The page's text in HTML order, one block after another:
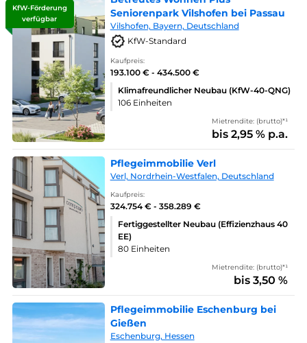
KfW-Förderung
verfügbar
Seniorenpark Vilshofen bei Passau
Vilshofen, Bayern, Deutschland
KfW-Standard
Kaufpreis:
193.100 € - 434.500 €
Klimafreundlicher Neubau (KfW-40-QNG)
106 Einheiten
Mietrendite: (brutto)*¹
bis 2,95 % p.a.
Pflegeimmobilie Verl
Verl, Nordrhein-Westfalen, Deutschland
Kaufpreis:
324.754 € - 358.289 €
Fertiggestellter Neubau (Effizienzhaus 40
EE)
80 Einheiten
Mietrendite: (brutto)*¹
bis 3,50 %
Pflegeimmobilie Eschenburg bei
Gießen
Eschenburg, Hessen